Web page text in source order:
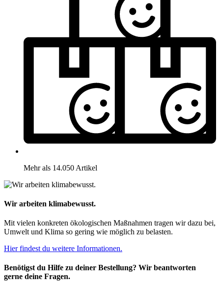
Mehr als 14.050 Artikel
Wir arbeiten klimabewusst.
Mit vielen konkreten ökologischen Maßnahmen tragen wir dazu bei,
Umwelt und Klima so gering wie möglich zu belasten.
Hier findest du weitere Informationen.
Benötigst du Hilfe zu deiner Bestellung? Wir beantworten
gerne deine Fragen.